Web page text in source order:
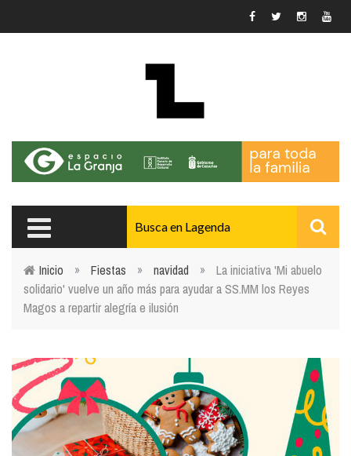
Usted está aquí
Inicio » Fiestas » navidad »
La iniciativa 'Mi abuelo
solidario' vuelve un año más para ayudar a SS.MM los Reyes
Magos a repartir alegría e ilusión